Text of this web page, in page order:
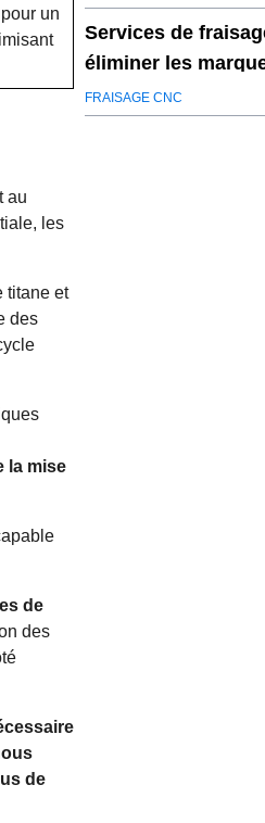
un
au
les
titane et
des
la mise
de
des
de
Services de
éliminer les
FRAISAGE CNC